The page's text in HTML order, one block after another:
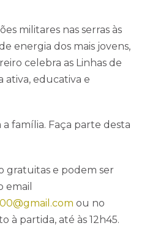
militares nas serras às
energia dos mais jovens,
celebra as Linhas de
ativa, educativa e
a família. Faça parte desta
gratuitas e podem ser
email
ou no
à partida, até às 12h45.